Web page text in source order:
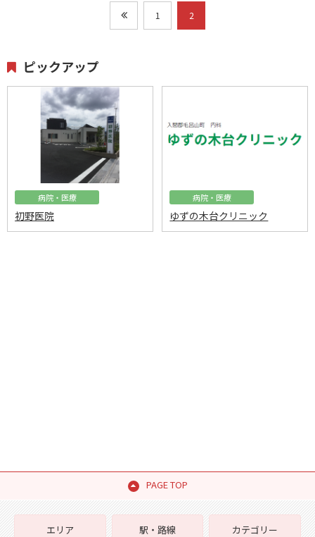
1 2
ピックアップ
病院・医療
初野医院
病院・医療
ゆずの木台クリニック
PAGE TOP
エリア
駅・路線
カテゴリー